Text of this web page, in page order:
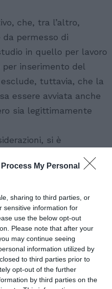
My Personal
sharing to third parties, or
sensitive information for
use the below opt-out
Please note that after your
may continue seeing
information utilized by
to third parties prior to
opt-out of the further
by third parties on the
che, tra l’altro,
permesso di
in quello per lavoro
per inserimento del
tuttavia, che la
essere avviata anche
sia legittimamente
si è
di cui trattasi.
di provvedere,
osta di competenza
pur in presenza sul
caso, lo straniero dovrà
fini dell’ingresso in
subordinato, qualora